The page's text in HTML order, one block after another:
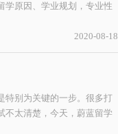
学原因、学业规划，专业性
2020-08-18
特别为关键的一步。很多打
不太清楚，今天，蔚蓝留学